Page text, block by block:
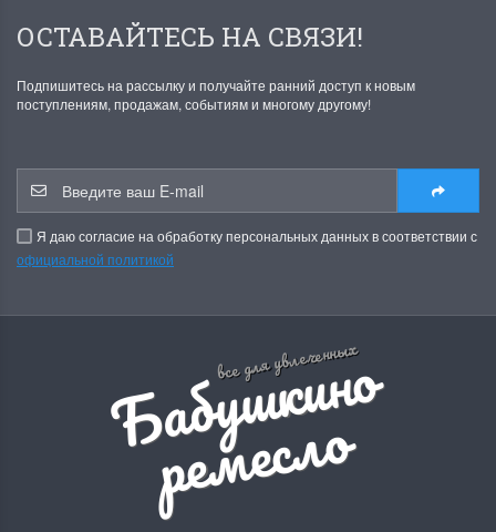
ОСТАВАЙТЕСЬ НА СВЯЗИ!
Подпишитесь на рассылку и получайте ранний доступ к новым
поступлениям, продажам, событиям и многому другому!
Я даю согласие на обработку персональных данных в соответствии с
официальной политикой
все для увлеченных
Б
а
б
у
ш
к
и
н
о
р
е
м
е
с
л
о